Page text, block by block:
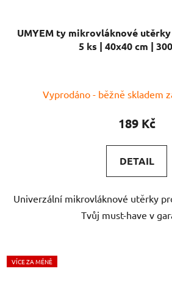
UMYEM ty mikrovláknové utěrky
5 ks | 40x40 cm |
Vyprodáno - běžně skladem
189 Kč
DETAIL
Univerzální mikrovláknové utěrky
Tvůj must-have v
VÍCE ZA MÉNĚ